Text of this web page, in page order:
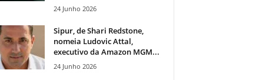
24 Junho 2026
Sipur, de Shari Redstone,
nomeia Ludovic Attal,
executivo da Amazon MGM...
24 Junho 2026